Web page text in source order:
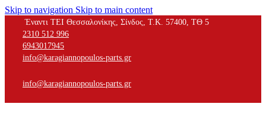
Skip to navigation Skip to main content
Έναντι ΤΕΙ Θεσσαλονίκης, Σίνδος, Τ.Κ. 57400, ΤΘ 5
2310 512 996
6943017945
info@karagiannopoulos-parts.gr
info@karagiannopoulos-parts.gr